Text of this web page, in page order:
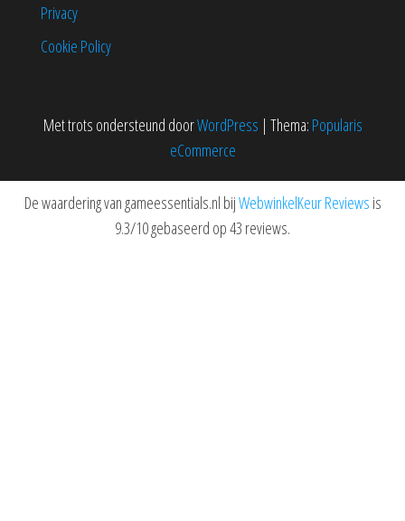
Privacy
Cookie Policy
Met trots ondersteund doorWordPress | Thema: Popularis
eCommerce
De waardering van gameessentials.nl bijWebwinkelKeur Reviews is
9.3/10 gebaseerd op 43 reviews.